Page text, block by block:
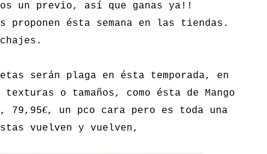
un previo, así que ganas ya!!
proponen ésta semana en las tiendas.
serán plaga en ésta temporada, en
o tamaños, como ésta de Mango
79,95€, un pco cara pero es toda una
vuelven y vuelven,